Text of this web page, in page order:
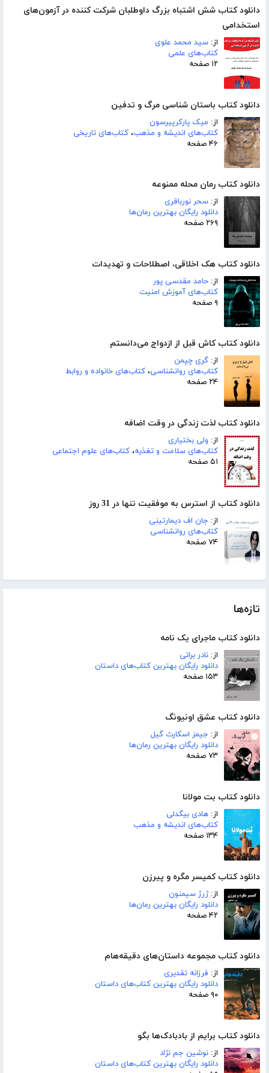
دانلود کتاب شش اشتباه بزرگ داوطلبان شرکت کننده در آزمون‌های
استخدامی
از: سید محمد علوی
کتاب‌های علمی
۱۲ صفحه
دانلود کتاب باستان شناسی مرگ و تدفین
از: میک پارکرپیرسون
کتاب‌های اندیشه و مذهب، کتاب‌های تاریخی
۴۶ صفحه
دانلود کتاب رمان محله ممنوعه
از: سحر نورباقری
دانلود رایگان بهترین رمان‌ها
۲۶۹ صفحه
دانلود کتاب هک اخلاقی، اصطلاحات و تهدیدات
از: حامد مقدسی پور
کتاب‌های آموزش امنیت
۹ صفحه
دانلود کتاب کاش قبل از ازدواج می‌‌‌‌دانستم
از: گری چپمن
کتاب‌های روانشناسی، کتاب‌های خانواده و روابط
۲۴ صفحه
دانلود کتاب لذت زندگی در وقت اضافه
از: ولی بختیاری
کتاب‌های سلامت و تغذیه، کتاب‌های علوم اجتماعی
۵۱ صفحه
دانلود کتاب از استرس به موفقیت تنها در 31 روز
از: جان اف دیمارتینی
کتاب‌های روانشناسی
۷۴ صفحه
تازه‌ها
دانلود کتاب ماجرای یک نامه
از: نادر براتی
دانلود رایگان بهترین کتاب‌های داستان
۱۵۳ صفحه
دانلود کتاب عشق اونیونگ
از: جیمز اسکارث گیل
دانلود رایگان بهترین رمان‌ها
۷۳ صفحه
دانلود کتاب بت مولانا
از: هادی بیگدلی
کتاب‌های اندیشه و مذهب
۱۳۴ صفحه
دانلود کتاب کمیسر مگره و پیرزن
از:ژرژ سیمنون
دانلود رایگان بهترین رمان‌ها
۴۲ صفحه
دانلود کتاب مجموعه داستان‌های دقیقه‌هام
از: فرزانه تقدیری
دانلود رایگان بهترین کتاب‌های داستان
۹۰ صفحه
دانلود کتاب برایم از بادبادک‌ها بگو
از: نوشین جم نژاد
دانلود رایگان بهترین کتاب‌های داستان